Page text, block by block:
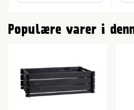
Populære varer i